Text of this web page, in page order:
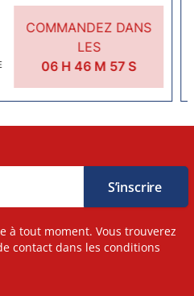
COMMANDEZ DANS
LES
06H 46M 56S
à tout moment. Vous trouverez
contact dans les conditions